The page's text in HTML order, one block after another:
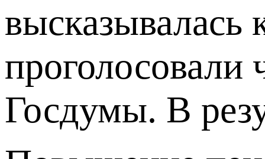
высказывалась
проголосовали
Госдумы. В